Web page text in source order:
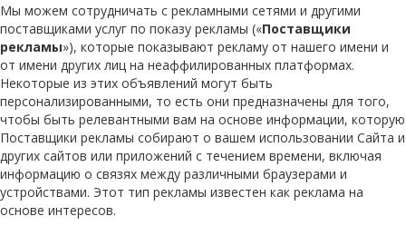
Мы можем сотрудничать с рекламными сетями и другими
поставщиками услуг по показу рекламы («Поставщики
рекламы»), которые показывают рекламу от нашего имени и
от имени других лиц на неаффилированных платформах.
Некоторые из этих объявлений могут быть
персонализированными, то есть они предназначены для того,
чтобы быть релевантными вам на основе информации, которую
Поставщики рекламы собирают о вашем использовании Сайта и
других сайтов или приложений с течением времени, включая
информацию о связях между различными браузерами и
устройствами. Этот тип рекламы известен как реклама на
основе интересов.